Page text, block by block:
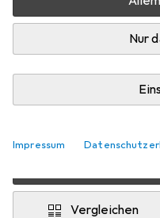
Nur
Impressum
Zwischen Mi, 12.8.
Nur 4 Stück an
Lieferort angeben
Angebot von i
Vergleichen